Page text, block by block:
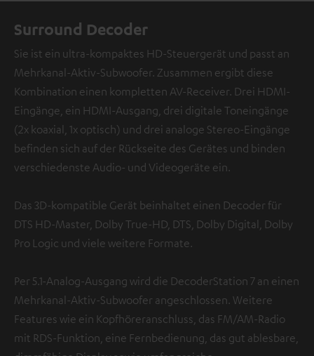
Surround Decoder
Sie ist ein ultra-kompaktes HD-Steuergerät und passt an
Mehrkanal-Aktiv-Subwoofer. Zusammen ergibt diese
Kombination einen kompletten AV-Receiver. Drei HDMI-
Eingänge, ein HDMI-Ausgang, drei digitale Toneingänge
(2x koaxial, 1x optisch) und drei analoge Stereo-Eingänge
befinden sich auf der Rückseite des Gerätes und binden
verschiedenste Audio- und Videogeräte ein.
Das 3D-kompatible Gerät beinhaltet einen Decoder für
DTS HD-Master, Dolby True-HD, DTS, Dolby Digital, Dolby
Pro Logic und viele weitere Formate.
Per 5.1-Analog-Ausgang wird die DecoderStation 7 an einen
Mehrkanal-Aktiv-Subwoofer angeschlossen. Weitere
Features wie ein Kopfhöreranschluss, das FM/AM-Radio
mit RDS-Funktion, eine Fernbedienung, das gut ablesbare,